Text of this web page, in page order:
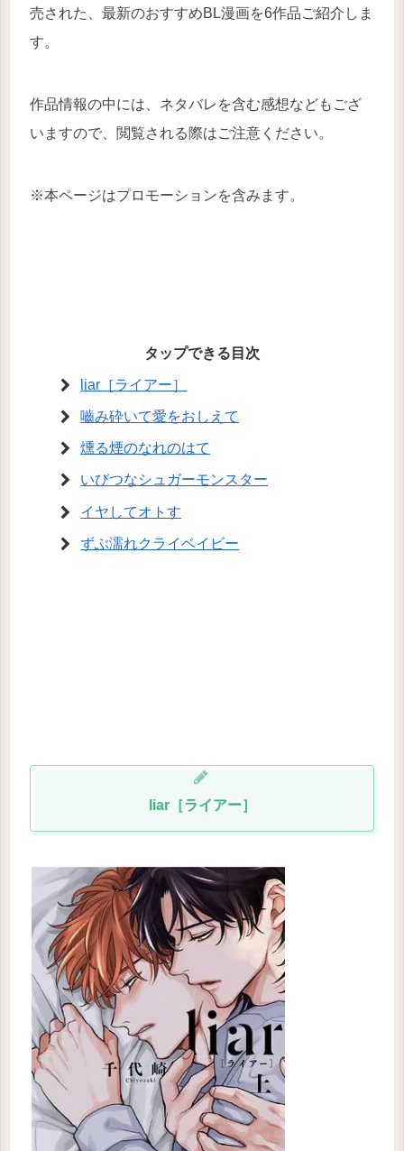
売された、最新のおすすめBL漫画を6作品ご紹介しま
す。
作品情報の中には、ネタバレを含む感想などもござ
いますので、閲覧される際はご注意ください。
※本ページはプロモーションを含みます。
タップできる目次
liar［ライアー］
嚙み砕いて愛をおしえて
燻る煙のなれのはて
いびつなシュガーモンスター
イヤしてオトす
ずぶ濡れクライベイビー
liar［ライアー］